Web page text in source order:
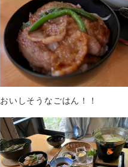
おいしそうなごはん！！